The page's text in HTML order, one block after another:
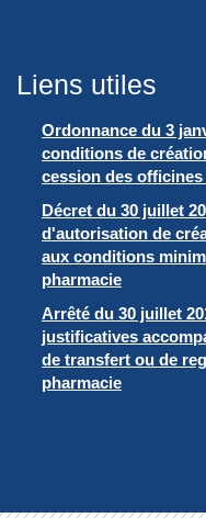
Liens utiles
Ordonnance du 3
conditions de
cession des
Décret du 30 juillet
d'autorisation de
aux conditions
pharmacie
Arrêté du 30 juillet
justificatives
de transfert ou de
pharmacie